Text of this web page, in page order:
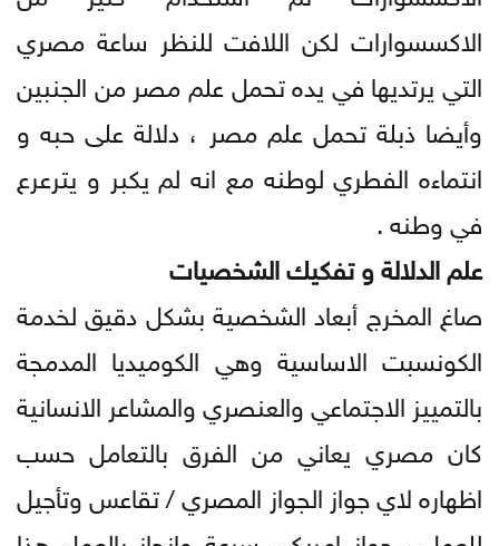
الاكسسوارات لكن اللافت للنظر ساعة مصري
التي يرتديها في يده تحمل علم مصر من الجنبين
وأيضا ذبلة تحمل علم مصر ، دلالة على حبه و
انتماءه الفطري لوطنه مع انه لم يكبر و يترعرع
في وطنه .
علم الدلالة و تفكيك الشخصيات
صاغ المخرج أبعاد الشخصية بشكل دقيق لخدمة
الكونسبت الاساسية وهي الكوميديا المدمجة
بالتمييز الاجتماعي والعنصري والمشاعر الانسانية
كان مصري يعاني من الفرق بالتعامل حسب
اظهاره لاي جواز الجواز المصري / تقاعس وتأجيل